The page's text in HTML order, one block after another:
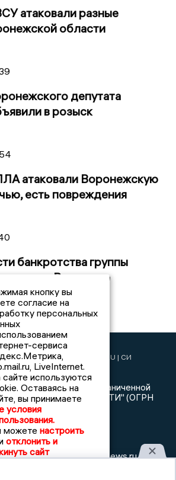
атаковали разные
области
депутата
в розыск
атаковали Воронежскую
есть повреждения
банкротства группы
в Воронеже
2019 © VORONEZHNEWS.RU | СИ
«Воронежские новости»
Общество с ограниченной
"РЕГИОНАЛЬНЫЕ НОВОСТИ" (ОГРН
А.А.
(473) 262 77 92
редакции:info@voronezhnews.ru
серия Эл № ФС 77 - 75880 от 13
кнопку вы
согласие на
персональных
сервиса
LiveInternet.
сайте используются
Оставаясь на
вы принимаете
условия
можете настроить
отклонить и
сайт